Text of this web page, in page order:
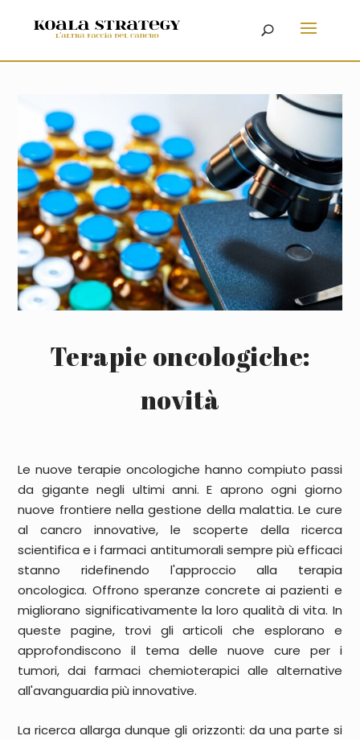
Terapie oncologiche:
novità
Lenuove terapie oncologiche hanno compiuto passi
da gigante negli ultimi anni. E aprono ogni giorno
nuove frontiere nella gestione della malattia. Le cure
al cancro innovative, le scoperte della ricerca
scientifica e i farmaci antitumorali sempre più efficaci
stanno ridefinendo l'approccio alla terapia
oncologica. Offrono speranze concrete ai pazienti e
migliorano significativamente la loro qualità di vita. In
queste pagine, trovi gli articoli che esplorano e
approfondiscono il tema delle nuove cure per i
tumori, dai farmaci chemioterapici alle alternative
all'avanguardia più innovative.
La ricerca allarga dunque gli orizzonti: da una parte si